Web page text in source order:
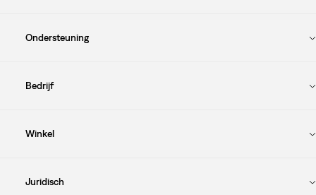
Ondersteuning
Bedrijf
Winkel
Juridisch